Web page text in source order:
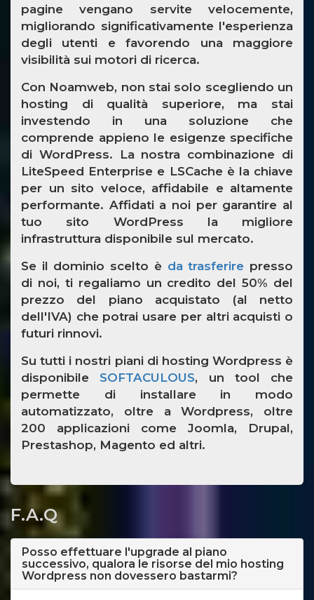
pagine vengano servite velocemente,
migliorando significativamente l'esperienza
degli utenti e favorendo una maggiore
visibilità sui motori di ricerca.
Con Noamweb, non stai solo scegliendo un
hosting di qualità superiore, ma stai
investendo in una soluzione che
comprende appieno le esigenze specifiche
di WordPress. La nostra combinazione di
LiteSpeed Enterprise e LSCache è la chiave
per un sito veloce, affidabile e altamente
performante. Affidati a noi per garantire al
tuo sito WordPress la migliore
infrastruttura disponibile sul mercato.
Se il dominio scelto è da trasferire presso
di noi, ti regaliamo un credito del 50% del
prezzo del piano acquistato (al netto
dell'IVA) che potrai usare per altri acquisti o
futuri rinnovi.
Su tutti i nostri piani di hosting Wordpress è
disponibile SOFTACULOUS, un tool che
permette di installare in modo
automatizzato, oltre a Wordpress, oltre
200 applicazioni come Joomla, Drupal,
Prestashop, Magento ed altri.
F.A.Q
Posso effettuare l'upgrade al piano
successivo, qualora le risorse del mio hosting
Wordpress non dovessero bastarmi?